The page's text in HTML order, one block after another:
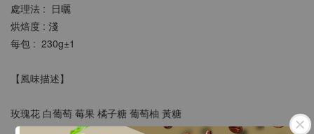
處理法 :  日曬
烘焙度 : 淺
每包 :  230g±1
【風味描述】
玫瑰花 白葡萄 莓果 橘子糖 葡萄柚 黃糖